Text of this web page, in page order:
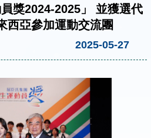
獎2024-2025」 並獲選代
西亞參加運動交流團
2025-05-27